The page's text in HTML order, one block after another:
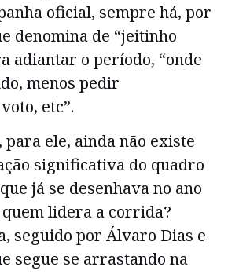
oficial, sempre há, por
denomina de “jeitinho
adiantar o período, “onde
menos pedir
etc”.
para ele, ainda não existe
significativa do quadro
já se desenhava no ano
quem lidera a corrida?
seguido por Álvaro Dias e
segue se arrastando na